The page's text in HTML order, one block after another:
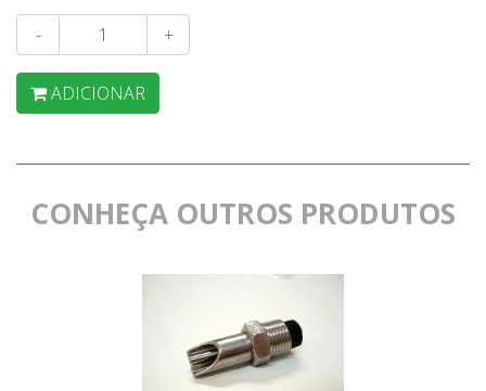
- +
ADICIONAR
CONHEÇA OUTROS PRODUTOS